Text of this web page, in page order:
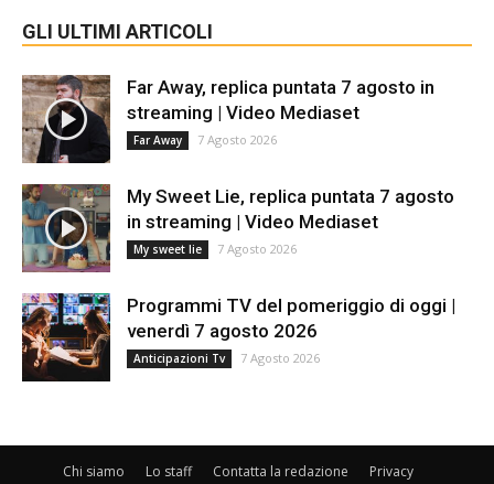
GLI ULTIMI ARTICOLI
Far Away, replica puntata 7 agosto in
streaming | Video Mediaset
Far Away 7 Agosto 2026
My Sweet Lie, replica puntata 7 agosto
in streaming | Video Mediaset
My sweet lie 7 Agosto 2026
Programmi TV del pomeriggio di oggi |
venerdì 7 agosto 2026
Anticipazioni Tv 7 Agosto 2026
Chi siamo Lo staff Contatta la redazione Privacy